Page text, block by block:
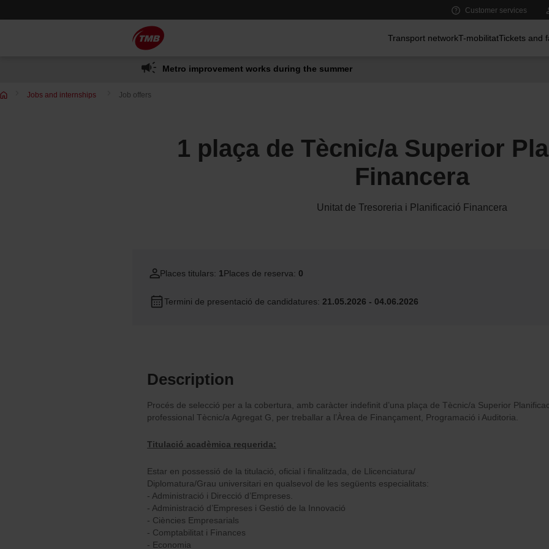
to
content
Customer services
Transport networkT-mobilitatTickets and
Metro improvement works during the summer
Jobs and internships Job offers
1 plaça de Tècnic/a Superior
Financera
Unitat de Tresoreria i Planificació Financera
Places titulars: 1Places de reserva: 0
Termini de presentació de candidatures: 21.05.2026 - 04.06.2026
Description
Procés de selecció per a la cobertura, amb caràcter indefinit d’una plaça de Tècnic/a Superior
professional Tècnic/a Agregat G, per treballar a l’Àrea de Finançament, Programació i Auditoria.
Titulació acadèmica requerida:
Estar en possessió de la titulació, oficial i finalitzada, de Llicenciatura/
Diplomatura/Grau universitari en qualsevol de les següents especialitats:
- Administració i Direcció d’Empreses.
- Administració d’Empreses i Gestió de la Innovació
- Ciències Empresarials
- Comptabilitat i Finances
- Economia